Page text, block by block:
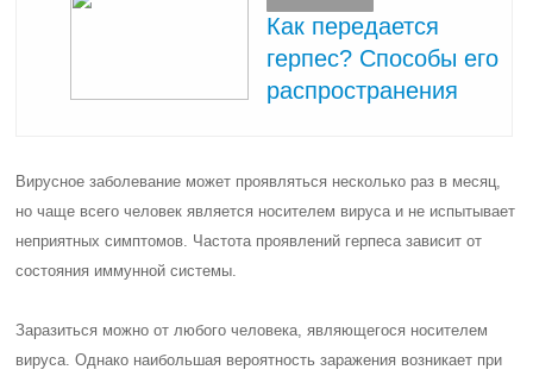
Как передается
герпес? Способы его
распространения
Вирусное заболевание может проявляться несколько раз в месяц,
но чаще всего человек является носителем вируса и не испытывает
неприятных симптомов. Частота проявлений герпеса зависит от
состояния иммунной системы.
Заразиться можно от любого человека, являющегося носителем
вируса. Однако наибольшая вероятность заражения возникает при